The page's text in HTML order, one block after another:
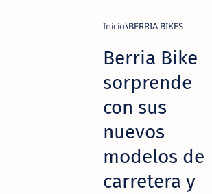
Inicio BERRIA BIKES
Berria Bike
sorprende
con sus
nuevos
modelos de
carretera y